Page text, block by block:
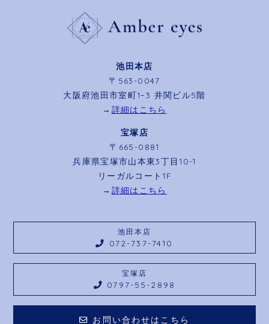
池田本店
〒563-0047
大阪府池田市室町1−3 井関ビル5階
→ 詳細はこちら
宝塚店
〒665-0881
兵庫県宝塚市山本東3丁目10-1
リーガルコート1F
→ 詳細はこちら
池田本店
072-737-7410
宝塚店
0797-55-2898
お問い合わせはこちら